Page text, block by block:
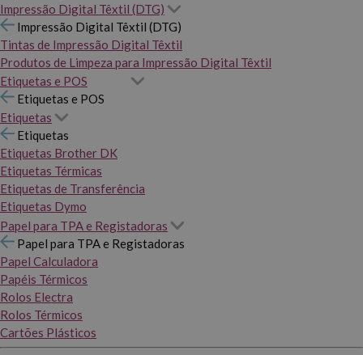
Impressão Digital Têxtil (DTG)
Impressão Digital Têxtil (DTG)
Tintas de Impressão Digital Têxtil
Produtos de Limpeza para Impressão Digital Têxtil
Etiquetas e POS
Etiquetas e POS
Etiquetas
Etiquetas
Etiquetas Brother DK
Etiquetas Térmicas
Etiquetas de Transferência
Etiquetas Dymo
Papel para TPA e Registadoras
Papel para TPA e Registadoras
Papel Calculadora
Papéis Térmicos
Rolos Electra
Rolos Térmicos
Cartões Plásticos